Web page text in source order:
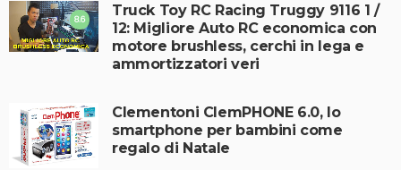
8.6
Truck Toy RC Racing Truggy 9116 1 /
12: Migliore Auto RC economica con
motore brushless, cerchi in lega e
ammortizzatori veri
Clementoni ClemPHONE 6.0, lo
smartphone per bambini come
regalo di Natale